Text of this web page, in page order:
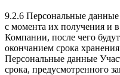
9.2.6 Персональные данные
с момента их получения и в
Компании, после чего
окончанием срока
Персональные данные
срока, предусмотренного